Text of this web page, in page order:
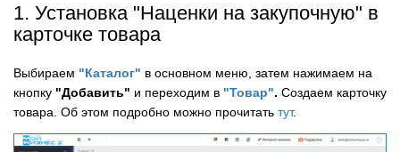
1. Установка "Наценки на закупочную" в
карточке товара
Выбираем "Каталог" в основном меню, затем нажимаем на
кнопку "Добавить" и переходим в "Товар". Создаем карточку
товара. Об этом подробно можно прочитать тут.